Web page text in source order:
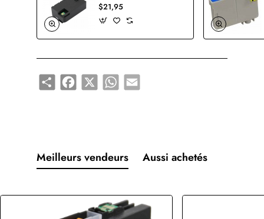
$21,95
Share Facebook
X WhatsApp
Email
Meilleurs vendeurs Aussi achetés